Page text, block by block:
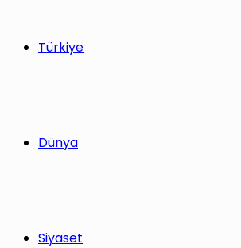
Türkiye
Dünya
Siyaset